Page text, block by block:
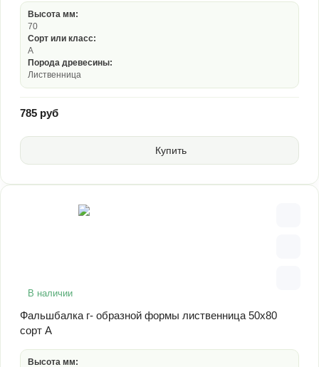
Высота мм:
70
Сорт или класс:
А
Порода древесины:
Лиственница
785 руб
Купить
В наличии
Фальшбалка г- образной формы лиственница 50х80
сорт А
Высота мм: